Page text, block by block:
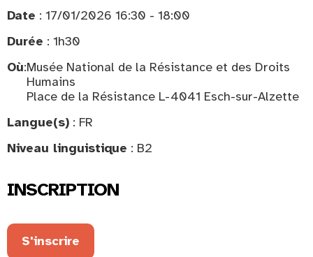
Date : 17/01/2026 16:30 - 18:00
Durée : 1h30
Où:Musée National de la Résistance et des Droits
Humains
Place de la Résistance L-4041 Esch-sur-Alzette
Langue(s) : FR
Niveau linguistique : B2
INSCRIPTION
S'inscrire